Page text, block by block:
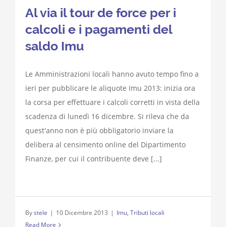
Al via il tour de force per i
calcoli e i pagamenti del
saldo Imu
Le Amministrazioni locali hanno avuto tempo fino a
ieri per pubblicare le aliquote Imu 2013: inizia ora
la corsa per effettuare i calcoli corretti in vista della
scadenza di lunedì 16 dicembre. Si rileva che da
quest'anno non è più obbligatorio inviare la
delibera al censimento online del Dipartimento
Finanze, per cui il contribuente deve [...]
Bystele | 10 Dicembre 2013 | Imu, Tributi locali
Read More